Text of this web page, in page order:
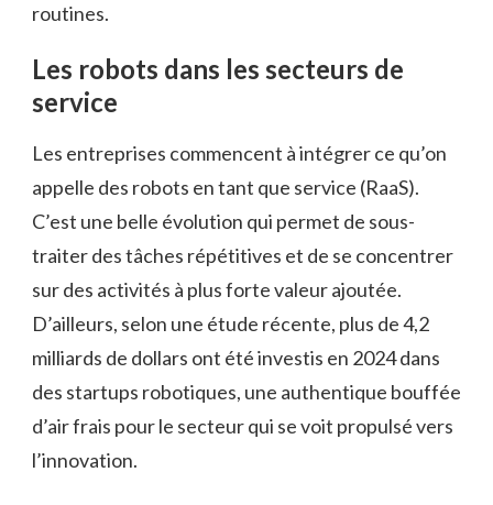
routines.
Les robots dans les secteurs de
service
Les entreprises commencent à intégrer ce qu’on
appelle des robots en tant que service (RaaS).
C’est une belle évolution qui permet de sous-
traiter des tâches répétitives et de se concentrer
sur des activités à plus forte valeur ajoutée.
D’ailleurs, selon une étude récente, plus de 4,2
milliards de dollars ont été investis en 2024 dans
des startups robotiques, une authentique bouffée
d’air frais pour le secteur qui se voit propulsé vers
l’innovation.